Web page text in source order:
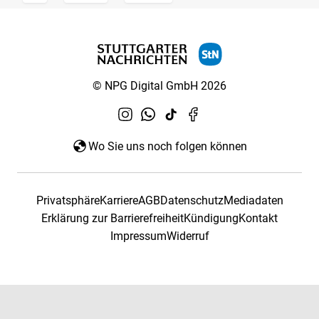
© NPG Digital GmbH 2026
Wo Sie uns noch folgen können
PrivatsphäreKarriereAGBDatenschutzMediadaten
Erklärung zur BarrierefreiheitKündigungKontakt
ImpressumWiderruf